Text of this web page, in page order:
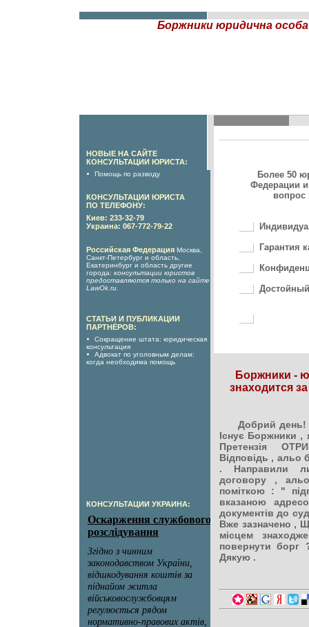
Боржники юридична особа
НОВЫЕ НА САЙТЕ
КОНСУЛЬТАЦИИ ЮРИСТА:
Помощь по разводу
КОНСУЛЬТАЦИИ ЮРИСТА
ПО ТЕЛЕФОНУ:
Киев: 233-32-79
Украина: 067-772-79-22
Российская Федерация Москва,
Санкт-Петербург и область,
Екатеринбург и область другие
города: консультации юристов
предоставляются только на сайте
LawOk.ru
СТАТЬИ И ПУБЛИКАЦИИ
ПАРТНЁРОВ:
Сокращение штата: юридическая
консультация
Адвокат по уголовным делам:
когда необходима помощь
КОНСУЛЬТАЦИИ УКРАИНА:
Более 50
Федерации
вопрос
Гарантия
Боржники -
знаходится за
Добрий день!
Існує Боржники ,
Претензія
Відповідь , альо
. Направили
договору ,
поміткою : "
вказаною
документів до
Вже зазначено ,
місцем
повернути борг
Дякую .